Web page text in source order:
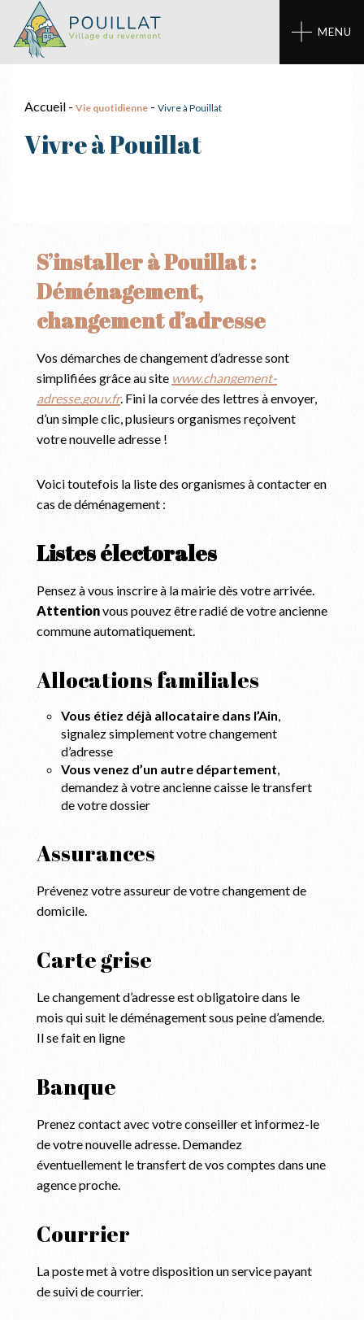
Panneau de gestion des cookies
MENU
Accueil - Vie quotidienne - Vivre à Pouillat
Vivre à Pouillat
S’installer à Pouillat :
Déménagement,
changement d’adresse
Vos démarches de changement d’adresse sont
simplifiées grâce au site www.changement-
adresse.gouv.fr. Fini la corvée des lettres à envoyer,
d’un simple clic, plusieurs organismes reçoivent
votre nouvelle adresse !
Voici toutefois la liste des organismes à contacter en
cas de déménagement :
Listes électorales
Pensez à vous inscrire à la mairie dès votre arrivée.
Attentionvous pouvez être radié de votre ancienne
commune automatiquement.
Allocations familiales
Vous étiez déjà allocataire dans l’Ain,
signalez simplement votre changement
d’adresse
Vous venez d’un autre département,
demandez à votre ancienne caisse le transfert
de votre dossier
Assurances
Prévenez votre assureur de votre changement de
domicile.
Carte grise
Le changement d’adresse est obligatoire dans le
mois qui suit le déménagement sous peine d’amende.
Il se fait en ligne
Banque
Prenez contact avec votre conseiller et informez-le
de votre nouvelle adresse. Demandez
éventuellement le transfert de vos comptes dans une
agence proche.
Courrier
La poste met à votre disposition un service payant
de suivi de courrier.